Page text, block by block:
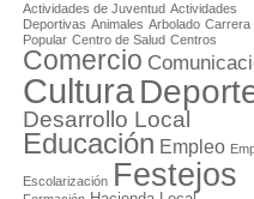
Actividades de Juventud Actividades
Deportivas Animales Arbolado Carrera
Popular Centro de Salud Centros
Comercio
Cultura
Desarrollo Local
Educación Empleo
Escolarización Festejos